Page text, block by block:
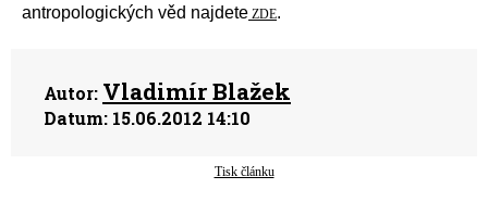
antropologických věd najdete ZDE.
Autor: Vladimír Blažek
Datum: 15.06.2012 14:10
Tisk článku